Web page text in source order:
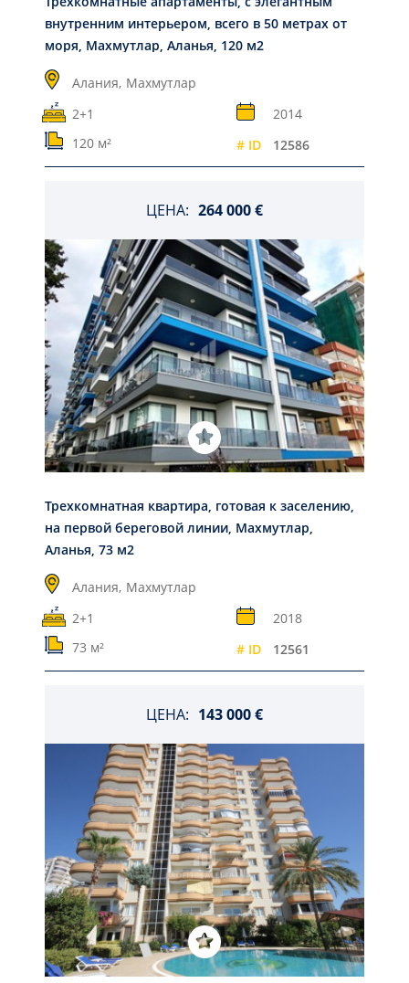
внутренним интерьером, всего в 50 метрах от
моря, Махмутлар, Аланья, 120 м2
Алания, Махмутлар
2+1
2014
120 м²
# ID 12586
ЦЕНА: 264 000 €
Трехкомнатная квартира, готовая к заселению,
на первой береговой линии, Махмутлар,
Аланья, 73 м2
Алания, Махмутлар
2+1
2018
73 м²
# ID 12561
ЦЕНА: 143 000 €